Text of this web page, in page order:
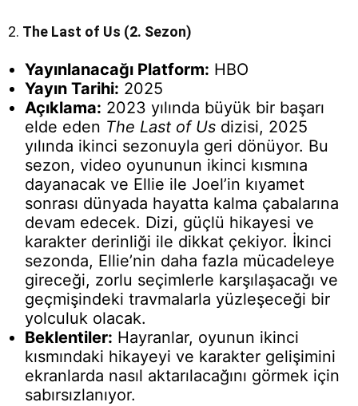
2. The Last of Us (2. Sezon)
Yayınlanacağı Platform: HBO
Yayın Tarihi: 2025
Açıklama: 2023 yılında büyük bir başarı
elde eden The Last of Us dizisi, 2025
yılında ikinci sezonuyla geri dönüyor. Bu
sezon, video oyununun ikinci kısmına
dayanacak ve Ellie ile Joel’in kıyamet
sonrası dünyada hayatta kalma çabalarına
devam edecek. Dizi, güçlü hikayesi ve
karakter derinliği ile dikkat çekiyor. İkinci
sezonda, Ellie’nin daha fazla mücadeleye
gireceği, zorlu seçimlerle karşılaşacağı ve
geçmişindeki travmalarla yüzleşeceği bir
yolculuk olacak.
Beklentiler: Hayranlar, oyunun ikinci
kısmındaki hikayeyi ve karakter gelişimini
ekranlarda nasıl aktarılacağını görmek için
sabırsızlanıyor.